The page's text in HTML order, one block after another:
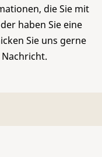
die Sie mit
haben Sie eine
Sie uns gerne